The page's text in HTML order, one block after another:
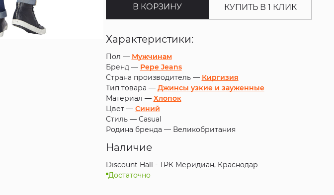
В КОРЗИНУ КУПИТЬ В 1 КЛИК
Характеристики:
Пол — Мужчинам
Бренд — Pepe Jeans
Страна производитель — Киргизия
Тип товара — Джинсы узкие и зауженные
Материал — Хлопок
Цвет — Синий
Стиль — Casual
Родина бренда — Великобритания
Наличие
Discount Hall - ТРК Меридиан, Краснодар
Достаточно